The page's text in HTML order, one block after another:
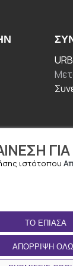
ΓΙΑ
ιστότοπου
ΤΟ ΈΠΙΑΣΑ
ΑΠΌΡΡΙΨΗ